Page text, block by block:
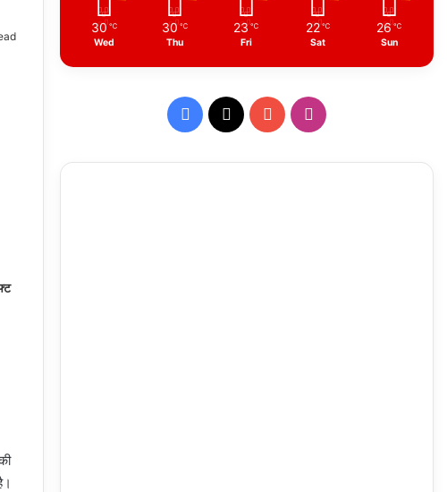
30 ℃
Wed
30 ℃
Thu
23 ℃
Fri
22 ℃
Sat
26 ℃
Sun
Facebook
X YouTubeInstagram